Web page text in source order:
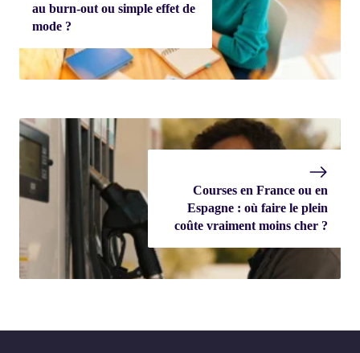
au burn-out ou simple effet de
mode ?
Courses en France ou en
Espagne : où faire le plein
coûte vraiment moins cher ?